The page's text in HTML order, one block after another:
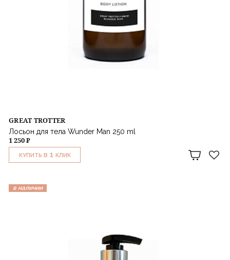
GREAT TROTTER
Лосьон для тела Wunder Man 250 ml
1 250 ₽
КУПИТЬ В 1 КЛИК
в наличии